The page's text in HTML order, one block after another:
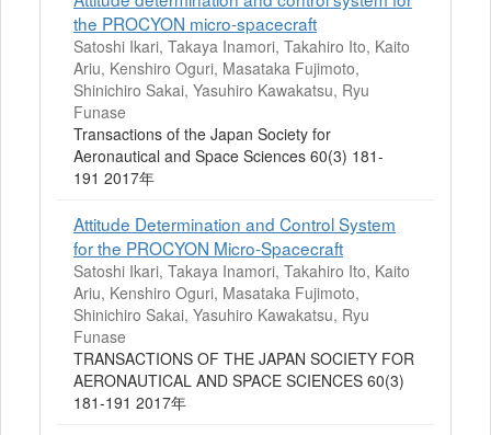
the PROCYON micro-spacecraft
Satoshi Ikari, Takaya Inamori, Takahiro Ito, Kaito
Ariu, Kenshiro Oguri, Masataka Fujimoto,
Shinichiro Sakai, Yasuhiro Kawakatsu, Ryu
Funase
Transactions of the Japan Society for
Aeronautical and Space Sciences 60(3) 181-
191 2017年
Attitude Determination and Control System
for the PROCYON Micro-Spacecraft
Satoshi Ikari, Takaya Inamori, Takahiro Ito, Kaito
Ariu, Kenshiro Oguri, Masataka Fujimoto,
Shinichiro Sakai, Yasuhiro Kawakatsu, Ryu
Funase
TRANSACTIONS OF THE JAPAN SOCIETY FOR
AERONAUTICAL AND SPACE SCIENCES 60(3)
181-191 2017年